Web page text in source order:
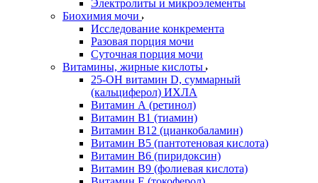
Электролиты и микроэлементы
Биохимия мочи
Исследование конкремента
Разовая порция мочи
Суточная порция мочи
Витамины, жирные кислоты
25-OH витамин D, суммарный
(кальциферол) ИХЛА
Витамин А (ретинол)
Витамин В1 (тиамин)
Витамин В12 (цианкобаламин)
Витамин В5 (пантотеновая кислота)
Витамин В6 (пиридоксин)
Витамин В9 (фолиевая кислота)